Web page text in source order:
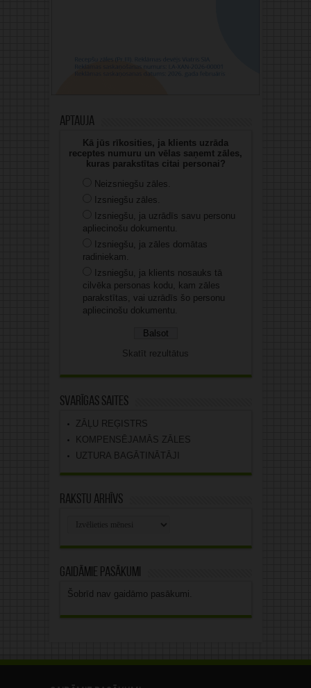
Aptauja
Kā jūs rīkosities, ja klients uzrāda
receptes numuru un vēlas saņemt zāles,
kuras parakstītas citai personai?
Neizsniegšu zāles.
Izsniegšu zāles.
Izsniegšu, ja uzrādīs savu personu
apliecinošu dokumentu.
Izsniegšu, ja zāles domātas
radiniekam.
Izsniegšu, ja klients nosauks tā
cilvēka personas kodu, kam zāles
parakstītas, vai uzrādīs šo personu
apliecinošu dokumentu.
Skatīt rezultātus
Svarīgas saites
ZĀĻU REĢISTRS
KOMPENSĒJAMĀS ZĀLES
UZTURA BAGĀTINĀTĀJI
Rakstu arhīvs
Gaidāmie pasākumi
Šobrīd nav gaidāmo pasākumi.